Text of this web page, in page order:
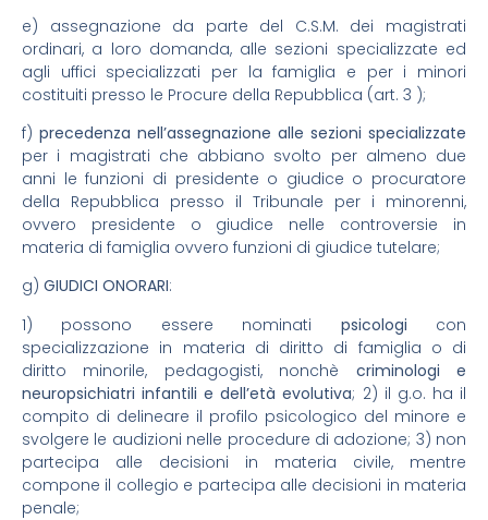
e) assegnazione da parte del C.S.M. dei magistrati
ordinari, a loro domanda, alle sezioni specializzate ed
agli uffici specializzati per la famiglia e per i minori
costituiti presso le Procure della Repubblica (art. 3 );
f) precedenza nell’assegnazione alle sezioni specializzate
per i magistrati che abbiano svolto per almeno due
anni le funzioni di presidente o giudice o procuratore
della Repubblica presso il Tribunale per i minorenni,
ovvero presidente o giudice nelle controversie in
materia di famiglia ovvero funzioni di giudice tutelare;
g) GIUDICI ONORARI:
1) possono essere nominati psicologi con
specializzazione in materia di diritto di famiglia o di
diritto minorile, pedagogisti, nonchè criminologi e
neuropsichiatri infantili e dell’età evolutiva; 2) il g.o. ha il
compito di delineare il profilo psicologico del minore e
svolgere le audizioni nelle procedure di adozione; 3) non
partecipa alle decisioni in materia civile, mentre
compone il collegio e partecipa alle decisioni in materia
penale;